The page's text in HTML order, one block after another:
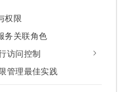
权限
务关联角色
访问控制
管理最佳实践